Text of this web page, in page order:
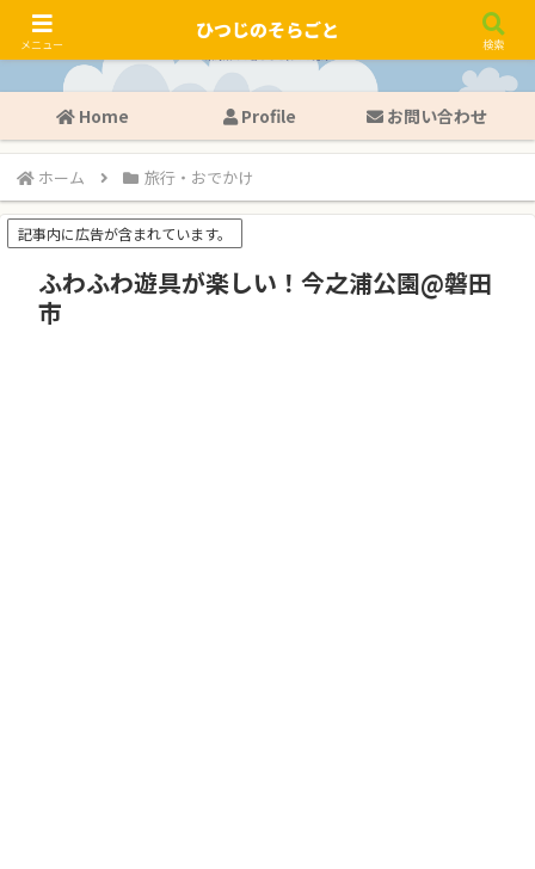
Home Profile お問い合わせ
ホーム 旅行・おでかけ
記事内に広告が含まれています。
ふわふわ遊具が楽しい！今之浦公園@磐田
市
メニュー
ひつじのそらごと
検索